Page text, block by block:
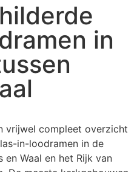
in
vrijwel compleet overzicht
in-loodramen in de
en Waal en het Rijk van